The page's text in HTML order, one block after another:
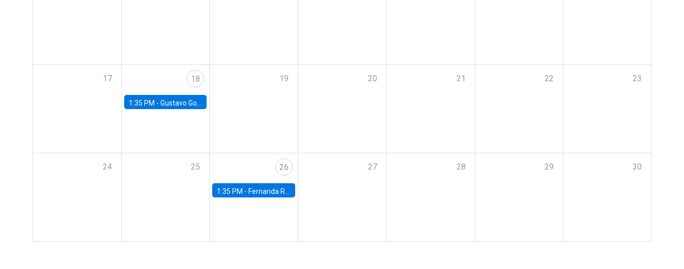
17 18
1:35 PM - Gustavo González, Banco Central de Chile
19 20 21 22 23
24 25 26
1:35 PM - Fernanda Rojas Ampuero, University of Wisconsin-Madison
27 28 29 30